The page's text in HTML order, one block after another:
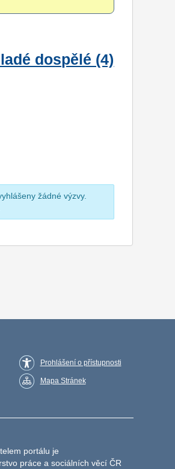
dospělé (4)
žádné výzvy.
Prohlášení o přístupnosti
Mapa Stránek
portálu je
práce a sociálních věcí ČR